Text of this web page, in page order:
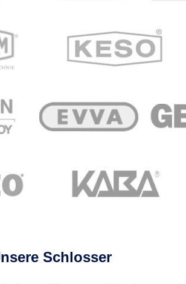
Schlosser